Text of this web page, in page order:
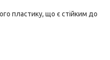
пластику, що є стійким до